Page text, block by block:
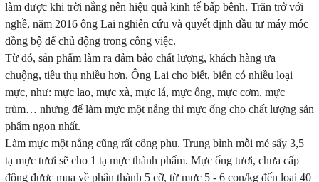
làm được khi trời nắng nên hiệu quả kinh tế bấp bênh. Trăn trở với
nghề, năm 2016 ông Lai nghiên cứu và quyết định đầu tư máy móc
đồng bộ để chủ động trong công việc.
Từ đó, sản phẩm làm ra đảm bảo chất lượng, khách hàng ưa
chuộng, tiêu thụ nhiều hơn. Ông Lai cho biết, biển có nhiều loại
mực, như: mực lao, mực xà, mực lá, mực ống, mực cơm, mực
trùm… nhưng để làm mực một nắng thì mực ống cho chất lượng sản
phẩm ngon nhất.
Làm mực một nắng cũng rất công phu. Trung bình mỗi mẻ sấy 3,5
tạ mực tươi sẽ cho 1 tạ mực thành phẩm. Mực ống tươi, chưa cấp
đông được mua về phân thành 5 cỡ, từ mực 5 - 6 con/kg đến loại 40